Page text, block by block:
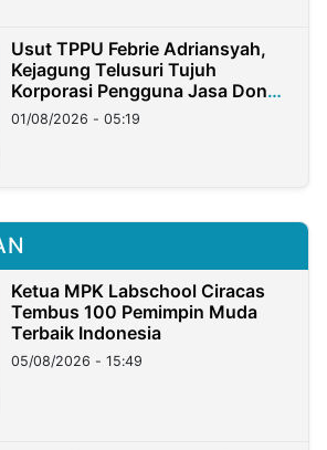
Usut TPPU Febrie Adriansyah,
Kejagung Telusuri Tujuh
Korporasi Pengguna Jasa Don
Ritto
01/08/2026 - 05:19
Ketua MPK Labschool Ciracas
Tembus 100 Pemimpin Muda
Terbaik Indonesia
05/08/2026 - 15:49